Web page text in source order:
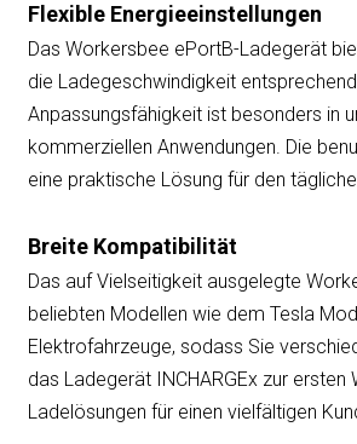
Flexible Energieeinstellungen
Das Workersbee ePortB-Ladegerät
die Ladegeschwindigkeit
Anpassungsfähigkeit ist besonders in
kommerziellen Anwendungen. Die
eine praktische Lösung für den
Breite Kompatibilität
Das auf Vielseitigkeit ausgelegte
beliebten Modellen wie dem Tesla
Elektrofahrzeuge, sodass Sie
das Ladegerät INCHARGEx zur
Ladelösungen für einen vielfältigen